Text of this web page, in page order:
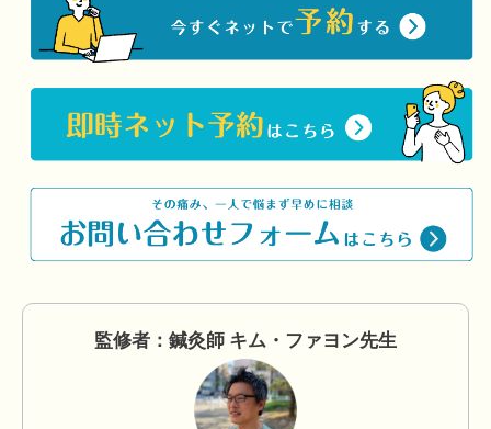
監修者：鍼灸師 キム・ファヨン先生